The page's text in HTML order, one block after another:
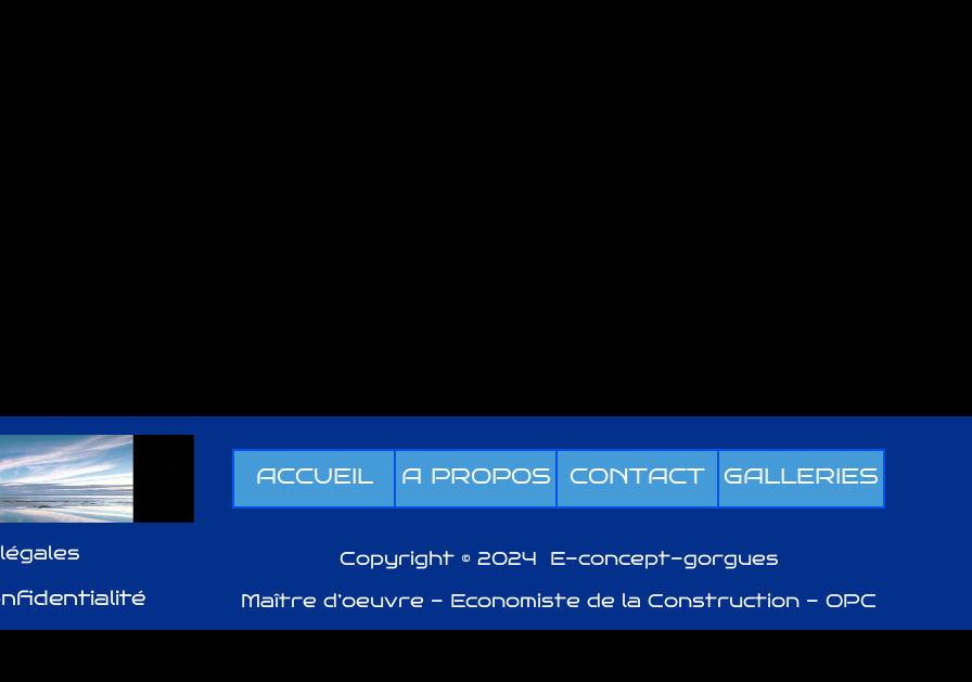
ACCUEIL A PROPOS CONTACT GALLERIES
Copyright © 2024 E-concept-gorgues
Maître d’oeuvre - Economiste de la Construction - OPC